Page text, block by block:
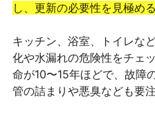
し、更新の必要性を見極め
キッチン、浴室、トイレな
化や水漏れの危険性をチェ
命が10〜15年ほどで、故障
管の詰まりや悪臭なども要注